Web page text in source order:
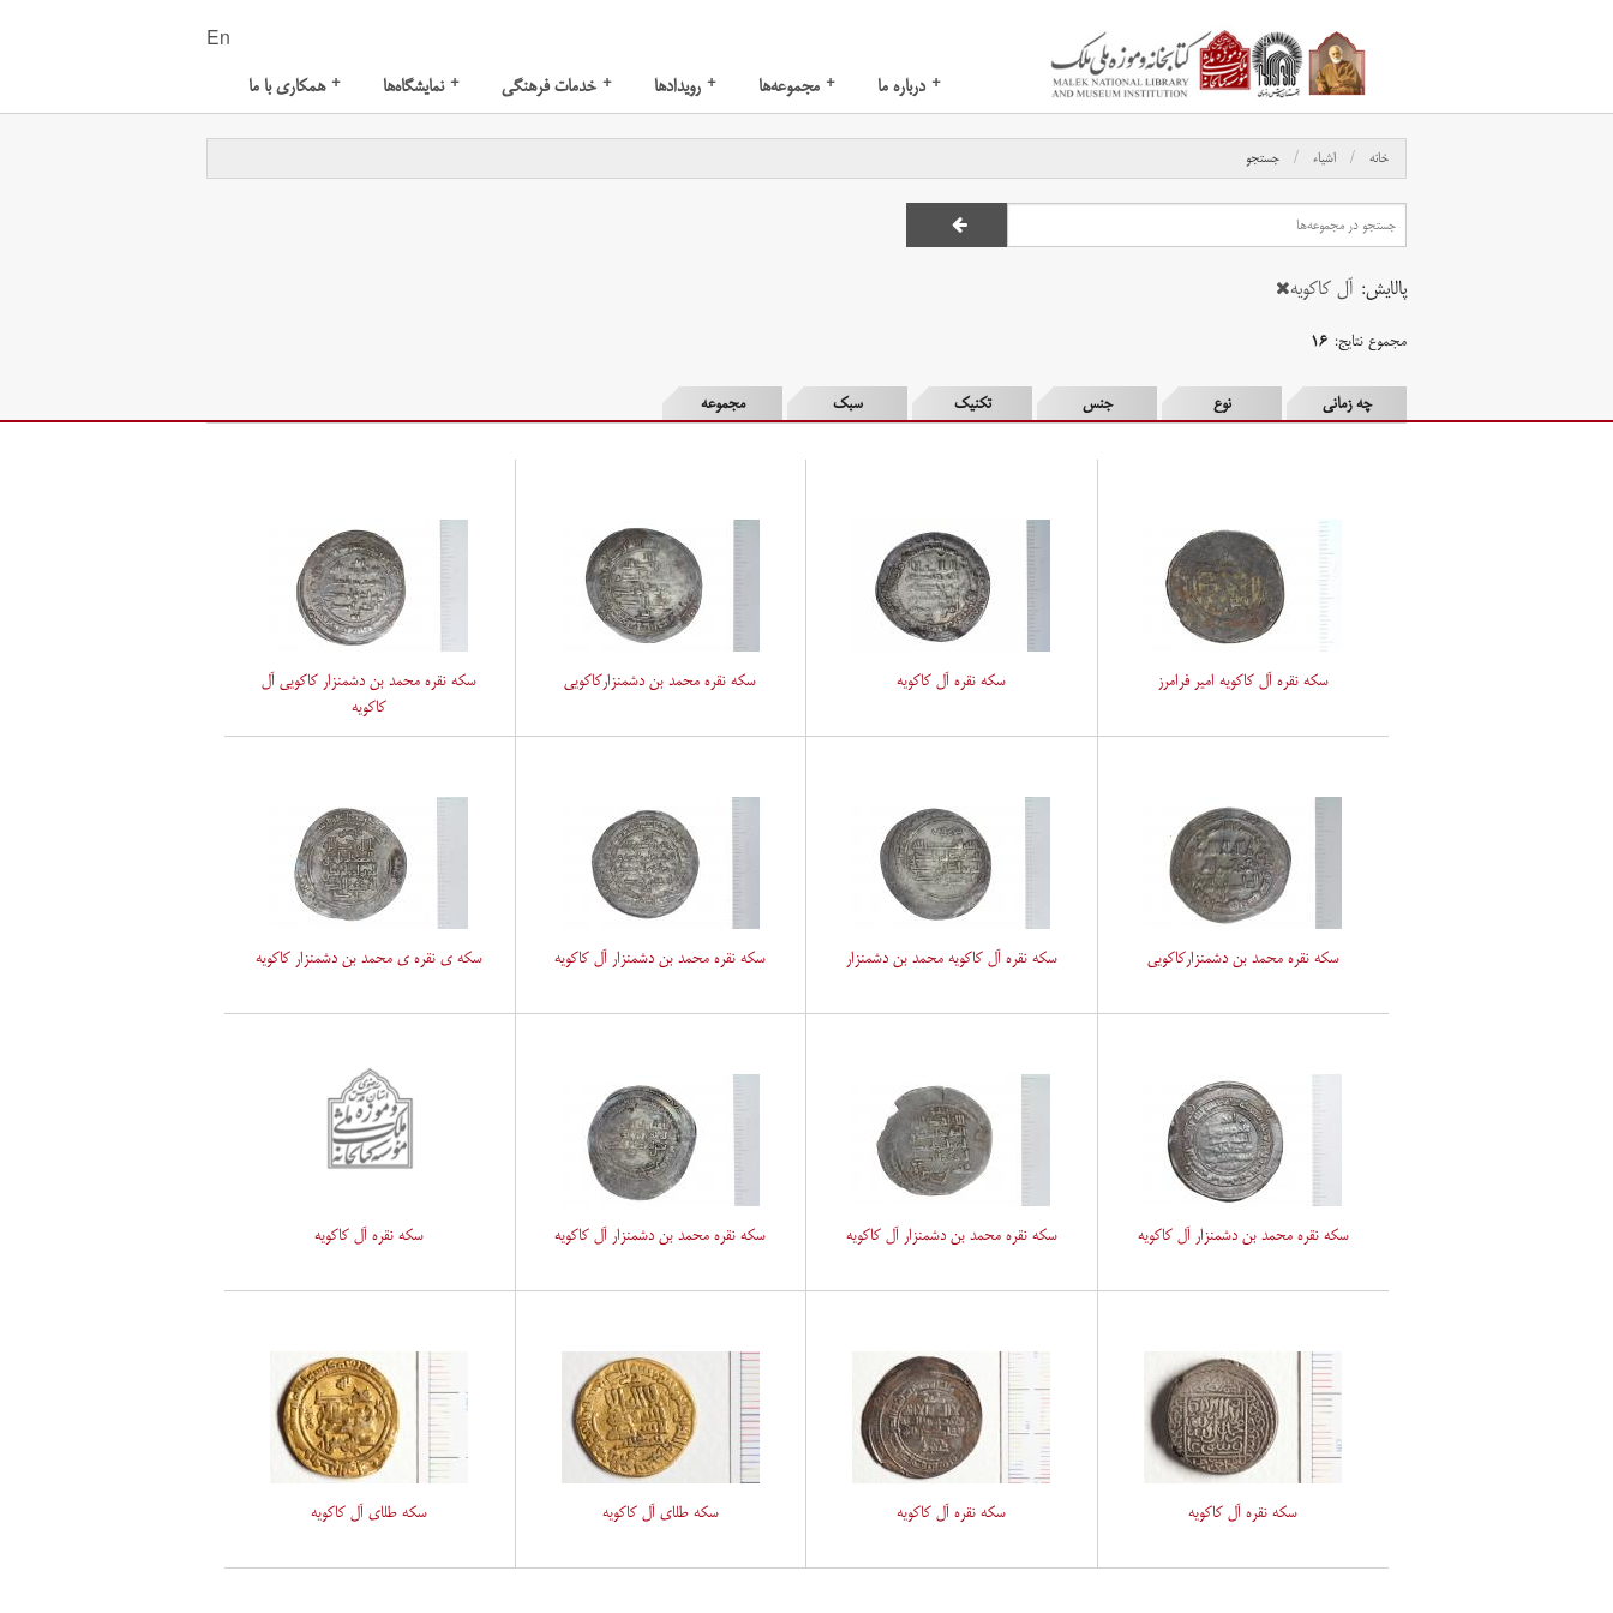
En
همکاری با ما + نمایشگاه‌ها + خدمات فرهنگی + رویدادها + مجموعه‌ها + درباره ما +
خانه اشیاء جستجو
پالایش: آل کاکویه
مجموع نتایج:۱۶
چه زمانی نوع جنس تکنیک سبک مجموعه
سکه نقره آل کاکویه امیر فرامرز سکه نقره آل کاکویه سکه نقره محمد بن دشمنزارکاکویی
سکه نقره محمد بن دشمنزار کاکویی آل
کاکویه
سکه نقره محمد بن دشمنزارکاکویی سکه نقره آل کاکویه محمد بن دشمنزار سکه نقره محمد بن دشمنزار آل کاکویه سکه ی نقره ی محمد بن دشمنزار کاکویه
سکه نقره محمد بن دشمنزار آل کاکویه سکه نقره محمد بن دشمنزار آل کاکویه سکه نقره محمد بن دشمنزار آل کاکویه سکه نقره آل کاکویه
سکه نقره آل کاکویه سکه نقره آل کاکویه سکه طلای آل کاکویه سکه طلای آل کاکویه